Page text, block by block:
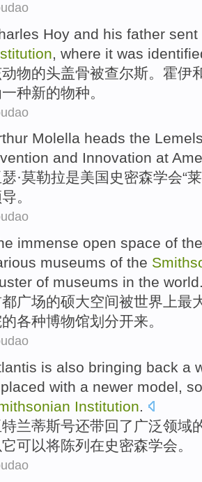
Hoy and his father sent
, where it was
物的头盖骨被查尔斯。 霍伊
一种新的物种 。
Molella heads the
and Innovation at
·莫勒拉是美国 史密森学会“莱
。
immense open space of
museums of the
of museums in the world
广场的硕大空间被世界上最
各种博物馆划分开来。
is also bringing back a
with a newer model, so
Institution.
兰蒂斯号还带回 了 广泛领域
它可以将陈列在史密森学会。